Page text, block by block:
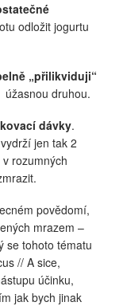
odložit jogurtu
„přilikviduji“
úžasnou druhou.
dávky.
jen tak 2
rozumných
povědomí,
mrazem –
se tohoto tématu
// A sice,
účinku,
jak bych jinak